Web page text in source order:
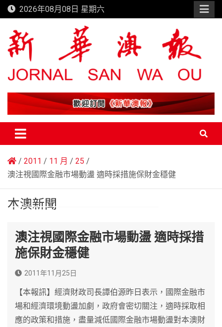
Skip
to
content
2026年08月08日 星期六
新華澳報
2011 11 月
25
澳注視國際金融市場動盪 適時採措施保財金穩健
本澳新聞
澳注視國際金融市場動盪 適時採措
施保財金穩健
2011年11月25日
【本報訊】經濟財政司長譚伯源昨日表示，國際金融市
場和經濟環境動盪加劇，政府會密切關注，適時採取相
應的政策和措施，盡量減低國際金融市場動盪對本澳財